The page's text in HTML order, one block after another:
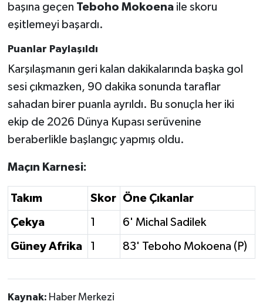
başına geçen Teboho Mokoenaile skoru
eşitlemeyi başardı.
Puanlar Paylaşıldı
Karşılaşmanın geri kalan dakikalarında başka gol
sesi çıkmazken, 90 dakika sonunda taraflar
sahadan birer puanla ayrıldı. Bu sonuçla her iki
ekip de 2026 Dünya Kupası serüvenine
beraberlikle başlangıç yapmış oldu.
Maçın Karnesi:
Takım Skor Öne Çıkanlar
Çekya 1 6' Michal Sadilek
Güney Afrika 1 83' Teboho Mokoena (P)
Kaynak: Haber Merkezi